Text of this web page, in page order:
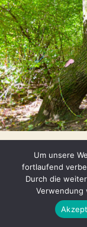
Um unsere
fortlaufend
Durch die
Verwendung